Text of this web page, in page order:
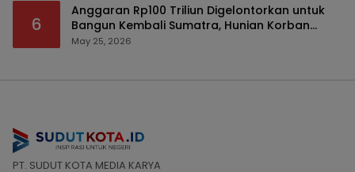
6
Anggaran Rp100 Triliun Digelontorkan untuk
Bangun Kembali Sumatra, Hunian Korban
Bencana Bakal Difokuskan
May 25, 2026
PT. SUDUT KOTA MEDIA KARYA